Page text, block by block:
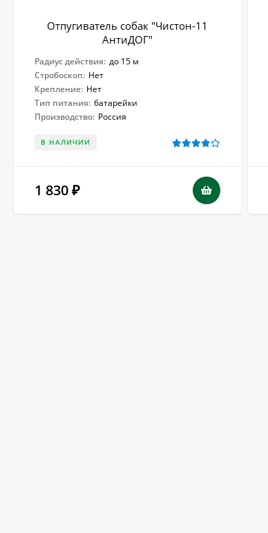
Отпугиватель собак "Чистон-11
АнтиДОГ"
Радиус действия: до 15 м
Стробоскоп: Нет
Крепление: Нет
Тип питания: батарейки
Производство: Россия
В НАЛИЧИИ
1 830 ₽